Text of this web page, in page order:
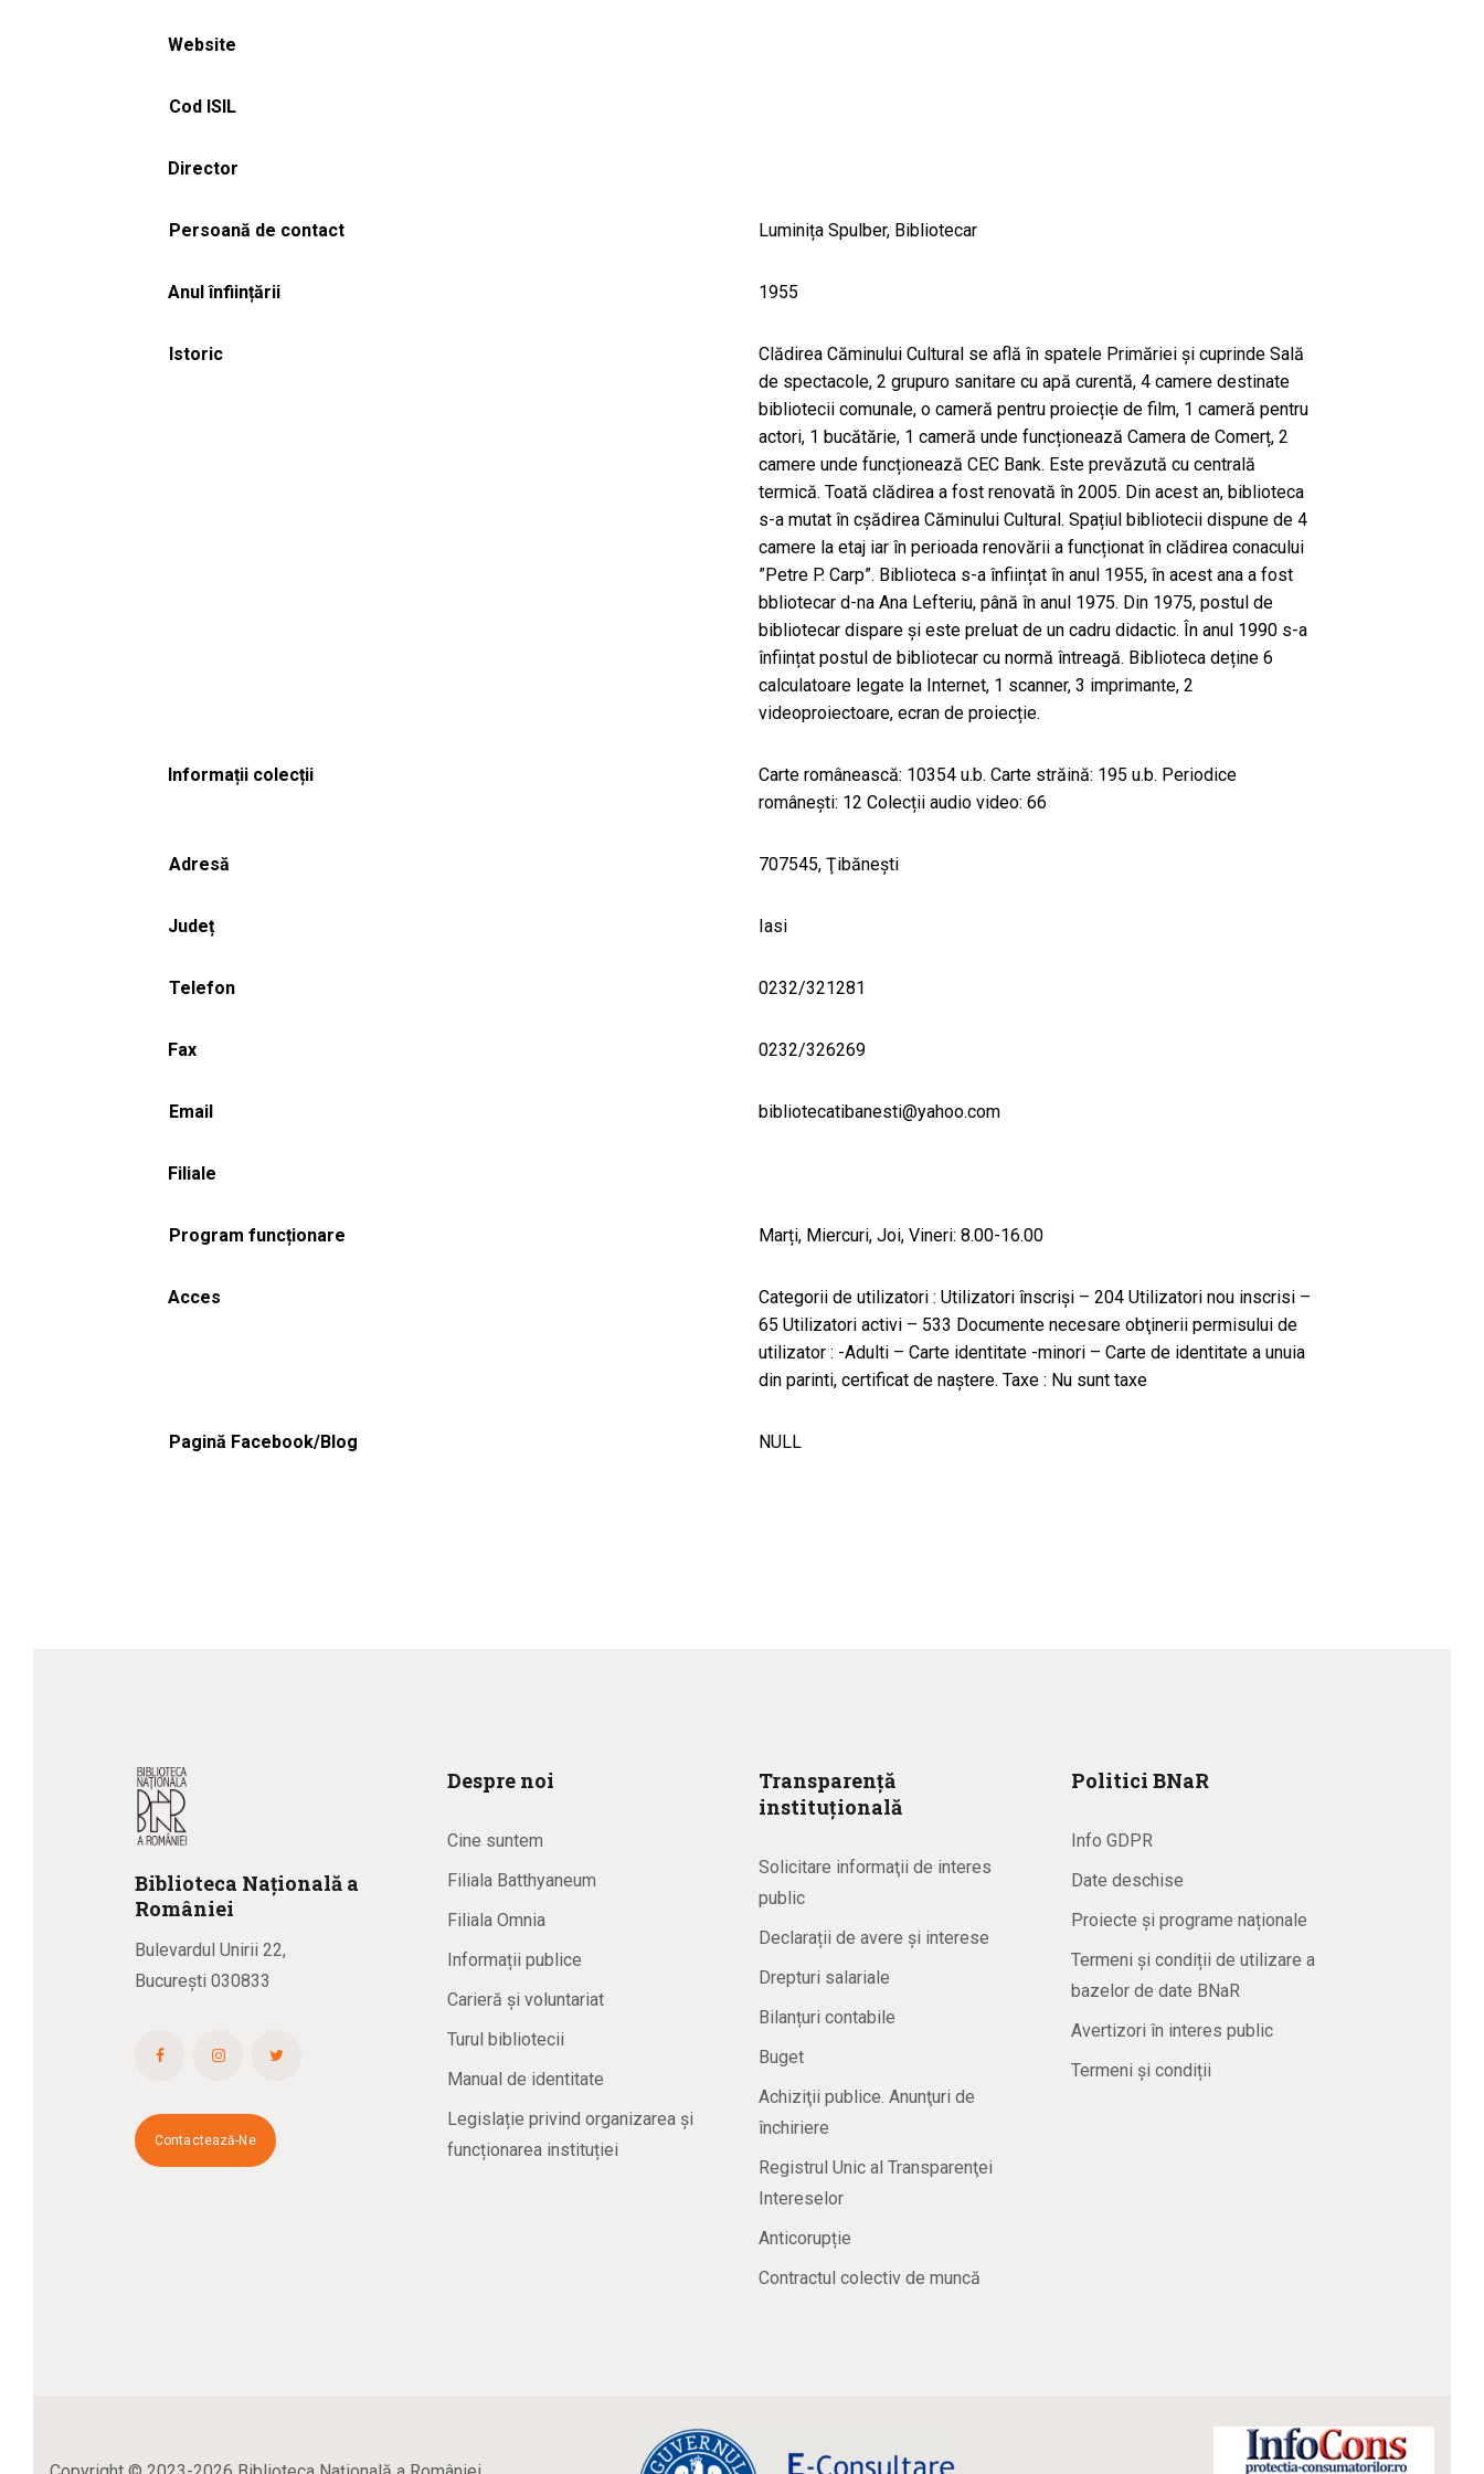
Website
Cod ISIL
Director
Persoană de contact Luminița Spulber, Bibliotecar
Anul înființării 1955
Istoric
Clădirea Căminului Cultural se află în spatele Primăriei și cuprinde Sală
de spectacole, 2 grupuro sanitare cu apă curentă, 4 camere destinate
bibliotecii comunale, o cameră pentru proiecție de film, 1 cameră pentru
actori, 1 bucătărie, 1 cameră unde funcționează Camera de Comerț, 2
camere unde funcționează CEC Bank. Este prevăzută cu centrală
termică. Toată clădirea a fost renovată în 2005. Din acest an, biblioteca
s-a mutat în cșădirea Căminului Cultural. Spațiul bibliotecii dispune de 4
camere la etaj iar în perioada renovării a funcționat în clădirea conacului
”Petre P. Carp”. Biblioteca s-a înființat în anul 1955, în acest ana a fost
bbliotecar d-na Ana Lefteriu, până în anul 1975. Din 1975, postul de
bibliotecar dispare și este preluat de un cadru didactic. În anul 1990 s-a
înființat postul de bibliotecar cu normă întreagă. Biblioteca deține 6
calculatoare legate la Internet, 1 scanner, 3 imprimante, 2
videoproiectoare, ecran de proiecție.
Informații colecții
Carte românească: 10354 u.b. Carte străină: 195 u.b. Periodice
românești: 12 Colecții audio video: 66
Adresă 707545, Ţibăneşti
Județ Iasi
Telefon 0232/321281
Fax 0232/326269
Email bibliotecatibanesti@yahoo.com
Filiale
Program funcționare Marți, Miercuri, Joi, Vineri: 8.00-16.00
Acces
Categorii de utilizatori : Utilizatori înscriși – 204 Utilizatori nou inscrisi –
65 Utilizatori activi – 533 Documente necesare obţinerii permisului de
utilizator : -Adulti – Carte identitate -minori – Carte de identitate a unuia
din parinti, certificat de naștere. Taxe : Nu sunt taxe
Pagină Facebook/Blog NULL
Biblioteca Națională a
României
Bulevardul Unirii 22,
București 030833
Contactează-Ne
Despre noi
Cine suntem
Filiala Batthyaneum
Filiala Omnia
Informații publice
Carieră și voluntariat
Turul bibliotecii
Manual de identitate
Legislație privind organizarea și
funcționarea instituției
Transparență
instituțională
Solicitare informaţii de interes
public
Declarații de avere și interese
Drepturi salariale
Bilanțuri contabile
Buget
Achiziţii publice. Anunţuri de
închiriere
Registrul Unic al Transparenţei
Intereselor
Anticorupție
Contractul colectiv de muncă
Politici BNaR
Info GDPR
Date deschise
Proiecte și programe naționale
Termeni și condiții de utilizare a
bazelor de date BNaR
Avertizori în interes public
Termeni și condiții